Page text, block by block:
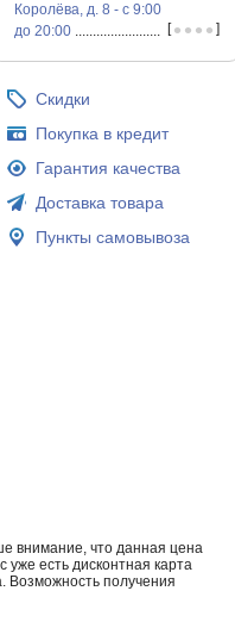
Королёва, д. 8 - с 9:00
до 20:00...............................................
[•••• ]
Скидки
Покупка в кредит
Гарантия качества
Доставка товара
Пункты самовывоза
внимание, что данная цена
уже есть дисконтная карта
Возможность получения